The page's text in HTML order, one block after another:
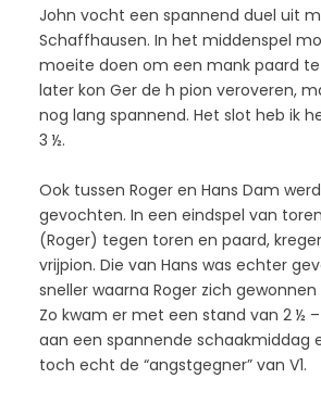
John vocht een spannend duel uit
Schaffhausen. In het middenspel
moeite doen om een mank paard
later kon Ger de h pion veroveren,
nog lang spannend. Het slot heb ik
3 ½.
Ook tussen Roger en Hans Dam
gevochten. In een eindspel van
(Roger) tegen toren en paard,
vrijpion. Die van Hans was echter
sneller waarna Roger zich
Zo kwam er met een stand van 2 ½
aan een spannende schaakmiddag
toch echt de “angstgegner” van V1.